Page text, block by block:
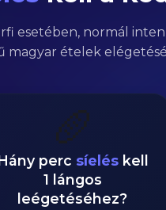
esetében, normál
magyar ételek
🥖
perc síeléskell
1 lángos
leégetéséhez?